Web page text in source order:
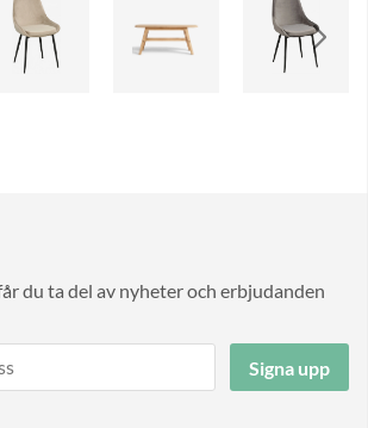
du ta del av nyheter och erbjudanden
Signa upp